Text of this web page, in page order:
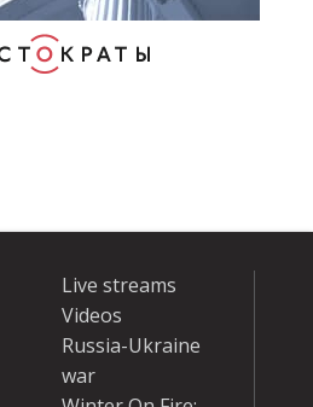
Live streams
Videos
Russia-Ukraine
war